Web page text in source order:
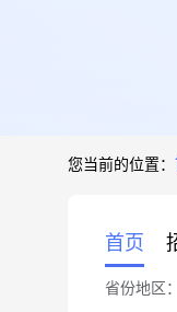
您当前的位置：
首页
省份地区：